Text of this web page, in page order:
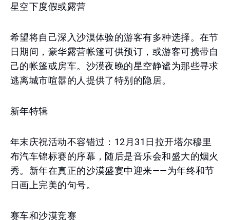
星空下度假或露营
希望将自己深入沙漠体验的游客有多种选择。在节
日期间，豪华露营帐篷可供预订，或游客可携带自
己的帐篷或房车。沙漠夜晚的星空静谧为那些寻求
逃离城市喧嚣的人提供了特别的隐居。
新年特辑
年末庆祝活动不容错过：12月31日拉开塔尔穆里
布汽车锦标赛的序幕，随后是音乐会和盛大的烟火
秀。新年在真正的沙漠盛宴中迎来——为年终和节
日画上完美的句号。
赛车和沙漠竞赛